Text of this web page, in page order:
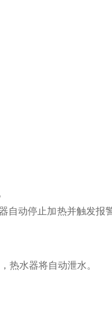
自动停止加热并触发报
热水器将自动泄水。